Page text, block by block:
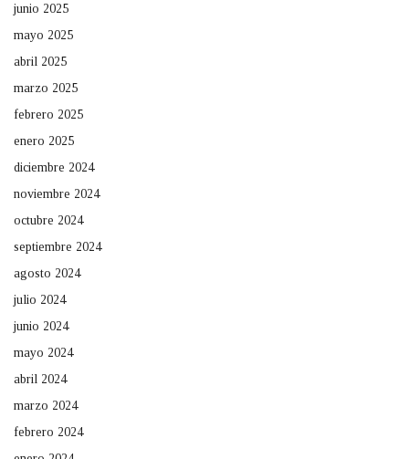
junio 2025
mayo 2025
abril 2025
marzo 2025
febrero 2025
enero 2025
diciembre 2024
noviembre 2024
octubre 2024
septiembre 2024
agosto 2024
julio 2024
junio 2024
mayo 2024
abril 2024
marzo 2024
febrero 2024